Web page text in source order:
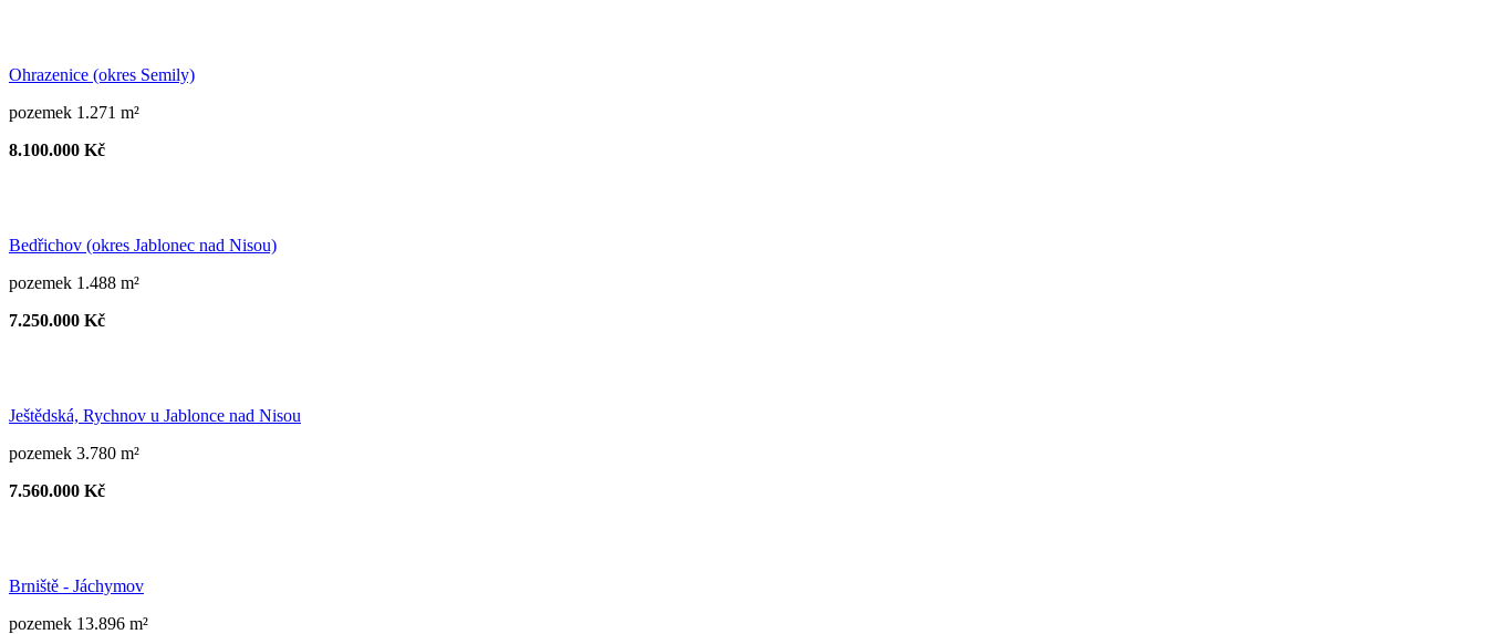
Ohrazenice (okres Semily)
pozemek 1.271 m²
8.100.000 Kč
Bedřichov (okres Jablonec nad Nisou)
pozemek 1.488 m²
7.250.000 Kč
Ještědská, Rychnov u Jablonce nad Nisou
pozemek 3.780 m²
7.560.000 Kč
Brniště - Jáchymov
pozemek 13.896 m²